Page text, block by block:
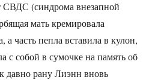
СВДС (синдрома внезапной
мать кремировала
а часть пепла вставила в кулон,
с собой в сумочке на память об
давно рану Лиэнн вновь